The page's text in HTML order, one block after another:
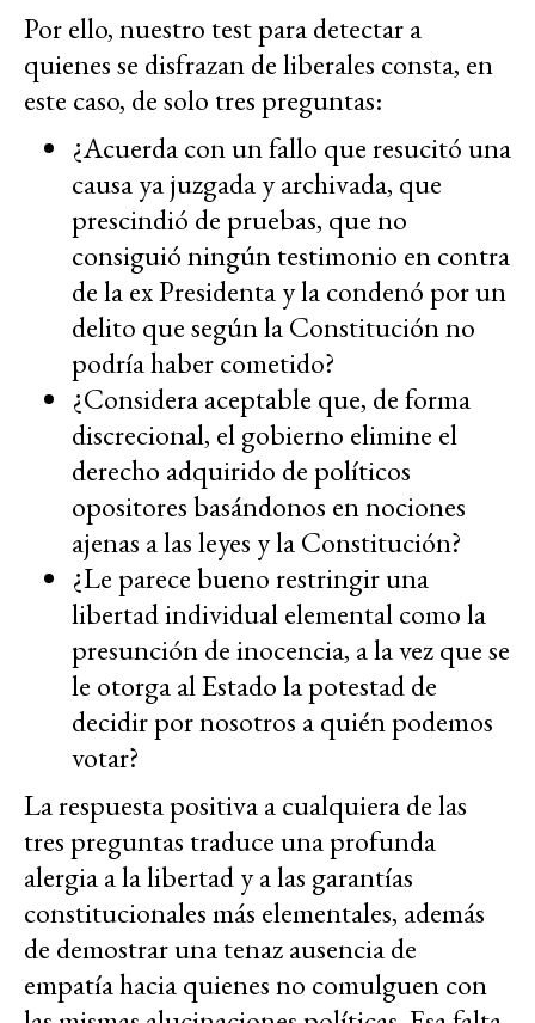
Por ello, nuestro test para detectar a
quienes se disfrazan de liberales consta, en
este caso, de solo tres preguntas:
¿Acuerda con un fallo que resucitó una
causa ya juzgada y archivada, que
prescindió de pruebas, que no
consiguió ningún testimonio en contra
de la ex Presidenta y la condenó por un
delito que según la Constitución no
podría haber cometido?
¿Considera aceptable que, de forma
discrecional, el gobierno elimine el
derecho adquirido de políticos
opositores basándonos en nociones
ajenas a las leyes y la Constitución?
¿Le parece bueno restringir una
libertad individual elemental como la
presunción de inocencia, a la vez que se
le otorga al Estado la potestad de
decidir por nosotros a quién podemos
votar?
La respuesta positiva a cualquiera de las
tres preguntas traduce una profunda
alergia a la libertad y a las garantías
constitucionales más elementales, además
de demostrar una tenaz ausencia de
empatía hacia quienes no comulguen con